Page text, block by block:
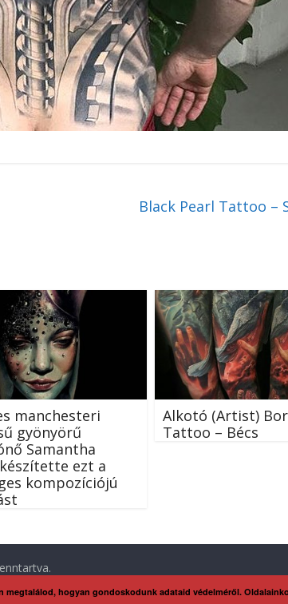
Black Pearl Tattoo –
manchesteri
gyönyörű
Samantha
ezt a
kompozíciójú
Alkotó (Artist)
Tattoo – Bécs
megtalálod, hogyan gondoskodunk adataid védelméről.